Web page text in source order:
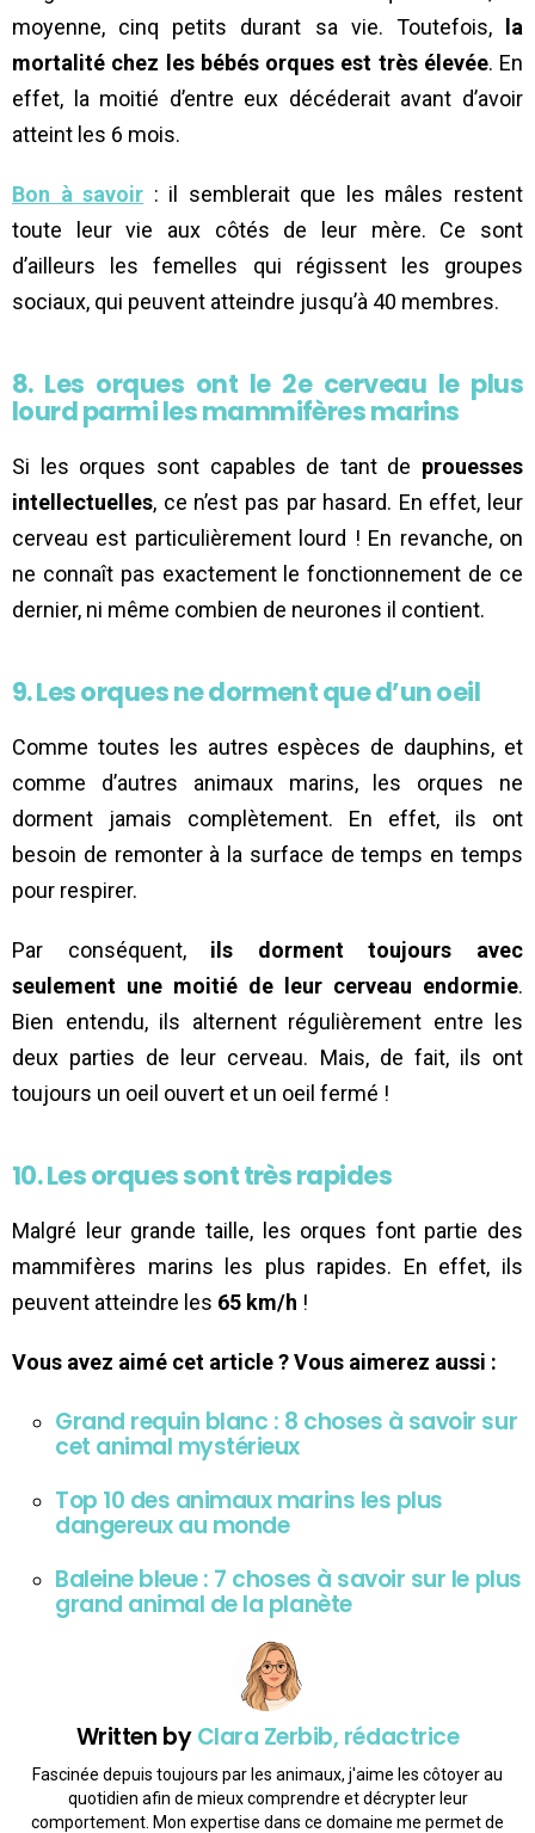
moyenne, cinq petits durant sa vie. Toutefois,
la
mortalité chez les bébés orques est très élevée. En
effet, la moitié d’entre eux décéderait avant d’avoir
atteint les 6 mois.
Bon à savoir : il semblerait que les mâles restent
toute leur vie aux côtés de leur mère. Ce sont
d’ailleurs les femelles qui régissent les groupes
sociaux, qui peuvent atteindre jusqu’à 40 membres.
8. Les orques ont le 2e cerveau le plus
lourd parmi les mammifères marins
Si les orques sont capables de tant de prouesses
intellectuelles, ce n’est pas par hasard. En effet, leur
cerveau est particulièrement lourd ! En revanche, on
ne connaît pas exactement le fonctionnement de ce
dernier, ni même combien de neurones il contient.
9. Les orques ne dorment que d’un oeil
Comme toutes les autres espèces de dauphins, et
comme d’autres animaux marins, les orques ne
dorment jamais complètement. En effet, ils ont
besoin de remonter à la surface de temps en temps
pour respirer.
Par conséquent, ils dorment toujours avec
seulement une moitié de leur cerveau endormie.
Bien entendu, ils alternent régulièrement entre les
deux parties de leur cerveau. Mais, de fait, ils ont
toujours un oeil ouvert et un oeil fermé !
10. Les orques sont très rapides
Malgré leur grande taille, les orques font partie des
mammifères marins les plus rapides. En effet, ils
peuvent atteindre les 65 km/h !
Vous avez aimé cet article ? Vous aimerez aussi :
Grand requin blanc : 8 choses à savoir sur
cet animal mystérieux
Top 10 des animaux marins les plus
dangereux au monde
Baleine bleue : 7 choses à savoir sur le plus
grand animal de la planète
Written byClara Zerbib, rédactrice
Fascinée depuis toujours par les animaux, j'aime les côtoyer au
quotidien afin de mieux comprendre et décrypter leur
comportement. Mon expertise dans ce domaine me permet de